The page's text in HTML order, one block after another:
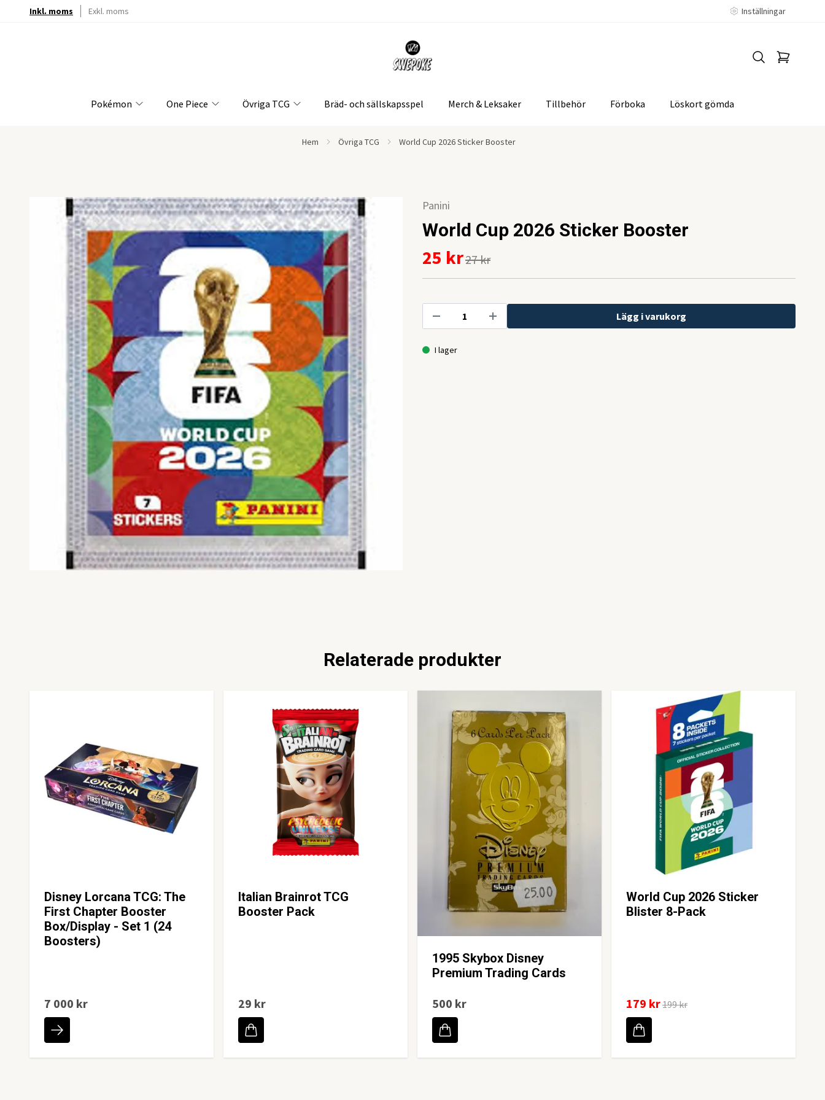
Inkl. moms Exkl. moms Inställningar
Pokémon One Piece Övriga TCG Bräd- och sällskapsspel Merch & Leksaker Tillbehör Förboka Löskort gömda
Hem Övriga TCG World Cup 2026 Sticker Booster
Panini
World Cup 2026 Sticker Booster
25 kr27 kr
Lägg i varukorg
I lager
Relaterade produkter
Disney Lorcana TCG: The
First Chapter Booster
Box/Display - Set 1 (24
Boosters)
7 000 kr
Italian Brainrot TCG
Booster Pack
29 kr
1995 Skybox Disney
Premium Trading Cards
500 kr
World Cup 2026 Sticker
Blister 8-Pack
179 kr199 kr